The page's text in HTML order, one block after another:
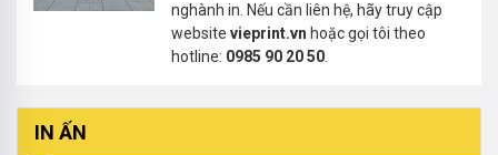
nghành in. Nếu cần liên hệ, hãy truy cập
websitevieprint.vn hoặc gọi tôi theo
hotline: 0985 90 20 50
IN ẤN